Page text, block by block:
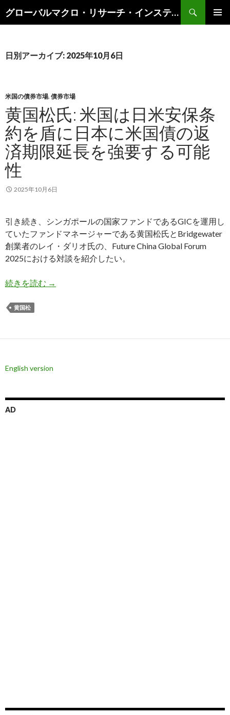
グローバルマクロ・リサーチ・インスティテュート
索
ン
キ
ッ
プ
日別アーカイブ: 2025年10月6日
米国の債券市場, 債券市場
黄国松氏: 米国は日米安保条
約を盾に日本に米国債の返
済期限延長を強要する可能
性
2025年10月6日
引き続き、シンガポールの国家ファンドであるGICを運用し
ていたファンドマネージャーである黄国松氏とBridgewater
創業者のレイ・ダリオ氏の、Future China Global Forum
2025における対談を紹介したい。
続きを読む 黄国松氏: 米国は日米安保条約を盾に日本に米国
→
黄国松
English version
AD